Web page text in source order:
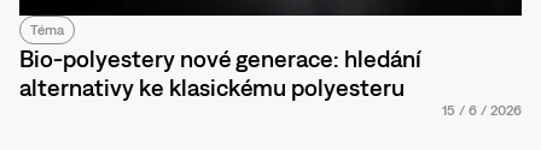
Téma
Bio-polyestery nové generace: hledání
alternativy ke klasickému polyesteru
15 / 6 / 2026